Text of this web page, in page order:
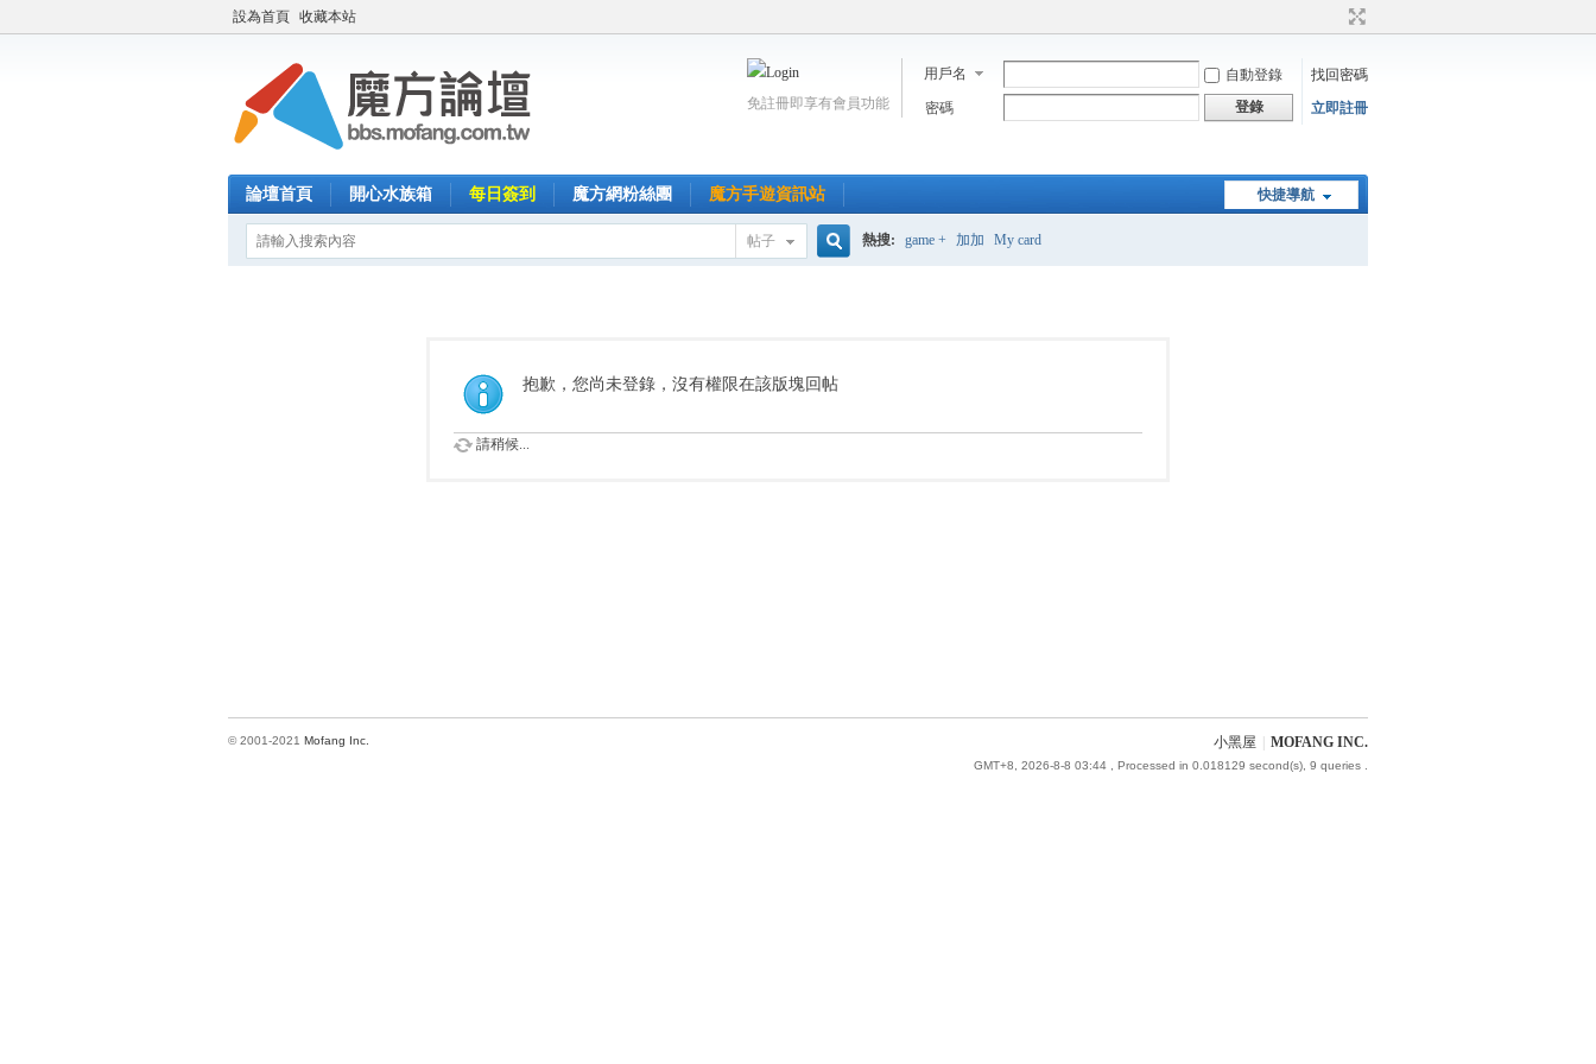
設為首頁 收藏本站
用戶名 自動登錄
找回密碼
密碼
登錄 立即註冊
免註冊即享有會員功能
快捷導航
論壇首頁 開心水族箱 每日簽到 魔方網粉絲團 魔方手遊資訊站
帖子
索
熱搜: game + 加加 My card
抱歉，您尚未登錄，沒有權限在該版塊回帖
請稍候...
小黑屋 MOFANG INC.
GMT+8, 2026-8-8 03:44 , Processed in 0.018129 second(s), 9 queries .
© 2001-2021 Mofang Inc.